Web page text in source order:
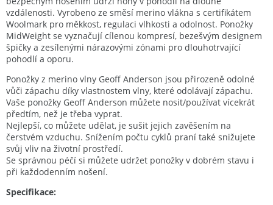
vzdálenosti. Vyrobeno ze směsí merino vlákna s certifikátem
Woolmark pro měkkost, regulaci vlhkosti a odolnost. Ponožky
MidWeight se vyznačují cílenou kompresí, bezešvým designem
špičky a zesílenými nárazovými zónami pro dlouhotrvající
pohodlí a oporu.
Ponožky z merino vlny Geoff Anderson jsou přirozeně odolné
vůči zápachu díky vlastnostem vlny, které odolávají zápachu.
Vaše ponožky Geoff Anderson můžete nosit/používat vícekrát
předtím, než je třeba vyprat.
Nejlepší, co můžete udělat, je sušit jejich zavěšením na
čerstvém vzduchu. Snížením počtu cyklů praní také snižujete
svůj vliv na životní prostředí.
Se správnou péčí si můžete udržet ponožky v dobrém stavu i
při každodenním nošení.
Specifikace: